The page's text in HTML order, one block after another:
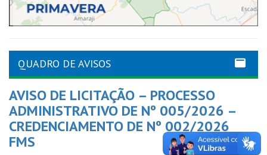
QUADRO DE AVISOS
AVISO DE LICITAÇÃO – PROCESSO
ADMINISTRATIVO DE Nº 005/2026 –
CREDENCIAMENTO DE Nº 002/2026
FMS